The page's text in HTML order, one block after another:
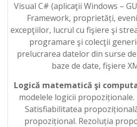
Visual C# (aplicaţii Windows –
Framework, proprietăți,
excepţiilor, lucrul cu fişiere şi
programare şi colecţii
prelucrarea datelor din surse
baze de date, fişiere
Logică matematică şi
modelele logicii propoziționale.
Satisfiabilitatea
propozițional. Rezoluția